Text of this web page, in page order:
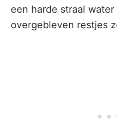
een harde straal
overgebleven restjes